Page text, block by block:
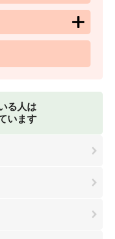
る人は
います